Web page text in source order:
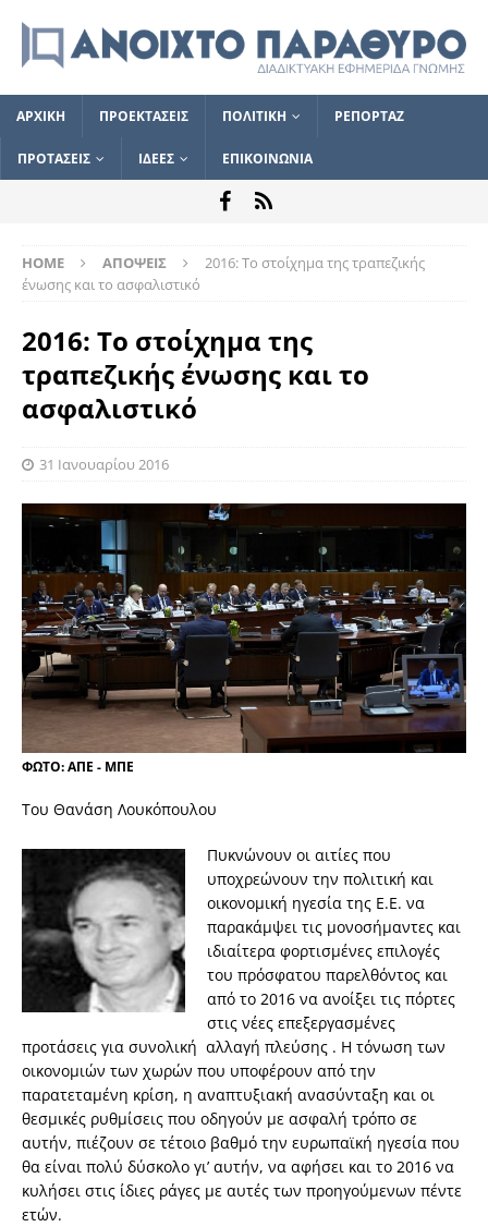
ΑΡΧΙΚΗ ΠΡΟΕΚΤΑΣΕΙΣ ΠΟΛΙΤΙΚΗ ΡΕΠΟΡΤΑΖ
ΠΡΟΤΑΣΕΙΣ ΙΔΕΕΣ ΕΠΙΚΟΙΝΩΝΙΑ
HOME ΑΠΟΨΕΙΣ
2016: Το στοίχημα της τραπεζικής
ένωσης και το ασφαλιστικό
2016: Το στοίχημα της
τραπεζικής ένωσης και το
ασφαλιστικό
31 Ιανουαρίου 2016
ΦΩΤΟ: ΑΠΕ - ΜΠΕ
Του Θανάση Λουκόπουλου
Πυκνώνουν οι αιτίες που
υποχρεώνουν την πολιτική και
οικονομική ηγεσία της Ε.Ε. να
παρακάμψει τις μονοσήμαντες και
ιδιαίτερα φορτισμένες επιλογές
του πρόσφατου παρελθόντος και
από το 2016 να ανοίξει τις πόρτες
στις νέες επεξεργασμένες
προτάσεις για συνολική αλλαγή πλεύσης . Η τόνωση των
οικονομιών των χωρών που υποφέρουν από την
παρατεταμένη κρίση, η αναπτυξιακή ανασύνταξη και οι
θεσμικές ρυθμίσεις που οδηγούν με ασφαλή τρόπο σε
αυτήν, πιέζουν σε τέτοιο βαθμό την ευρωπαϊκή ηγεσία που
θα είναι πολύ δύσκολο γι’ αυτήν, να αφήσει και το 2016 να
κυλήσει στις ίδιες ράγες με αυτές των προηγούμενων πέντε
ετών.